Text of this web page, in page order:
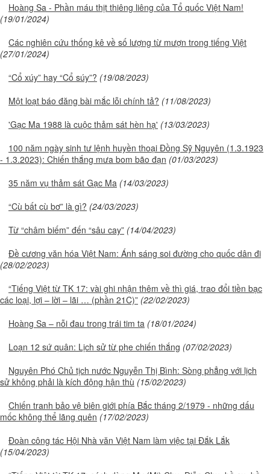
Hoàng Sa - Phần máu thịt thiêng liêng của Tổ quốc Việt Nam!
(19/01/2024)
Các nghiên cứu thống kê về số lượng từ mượn trong tiếng Việt
(27/01/2024)
“Cổ xúy” hay “Cổ súy”? (19/08/2023)
Một loạt báo đăng bài mắc lỗi chính tả? (11/08/2023)
'Gạc Ma 1988 là cuộc thảm sát hèn hạ' (13/03/2023)
100 năm ngày sinh tư lệnh huyền thoại Đồng Sỹ Nguyên (1.3.1923
- 1.3.2023): Chiến thắng mưa bom bão đạn (01/03/2023)
35 năm vụ thảm sát Gạc Ma (14/03/2023)
“Cù bất cù bơ” là gì? (24/03/2023)
Từ “châm biếm” đến “sâu cay” (14/04/2023)
Đề cương văn hóa Việt Nam: Ánh sáng soi đường cho quốc dân đi
(28/02/2023)
“Tiếng Việt từ TK 17: vài ghi nhận thêm về thì giá, trao đổi tiền bạc
các loại, lợi – lời – lãi … (phần 21C)” (22/02/2023)
Hoàng Sa – nỗi đau trong trái tim ta (18/01/2024)
Loạn 12 sứ quân: Lịch sử từ phe chiến thắng (07/02/2023)
Nguyên Phó Chủ tịch nước Nguyễn Thị Bình: Sòng phẳng với lịch
sử không phải là kích động hận thù (15/02/2023)
Chiến tranh bảo vệ biên giới phía Bắc tháng 2/1979 - những dấu
mốc không thể lãng quên (17/02/2023)
Đoàn công tác Hội Nhà văn Việt Nam làm việc tại Đắk Lắk
(15/04/2023)